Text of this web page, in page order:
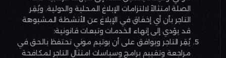
الصلة امتثالاً لالتزامات الإبلاغ المحلية والدولية. ويُقِر
التاجر بأن أي إخفاق في الإبلاغ عن الأنشطة المشبوهة
قد يؤدي إلى إنهاء الخدمات وتبعات قانونية؛
يُقِر التاجر ويوافق على أن بوتيم موني تحتفظ بالحق في
مراجعة وتقييم برامج وسياسات امتثال التاجر لمكافحة